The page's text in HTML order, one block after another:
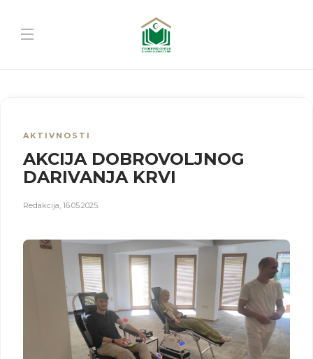
AKTIVNOSTI
AKCIJA DOBROVOLJNOG
DARIVANJA KRVI
Redakcija, 16.05.2025.